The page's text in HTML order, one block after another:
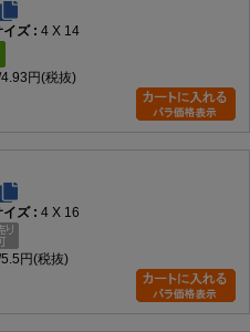
4 X 14
4.93円(税抜)
4 X 16
5.5円(税抜)